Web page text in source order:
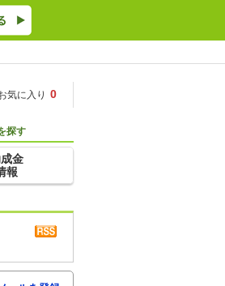
気に入り 0
探す
成金
報